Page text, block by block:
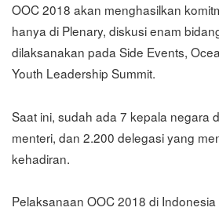
OOC 2018 akan menghasilkan
hanya di Plenary, diskusi enam
dilaksanakan pada Side Events,
Youth Leadership Summit.
Saat ini, sudah ada 7 kepala negara
menteri, dan 2.200 delegasi yang
kehadiran.
Pelaksanaan OOC 2018 di